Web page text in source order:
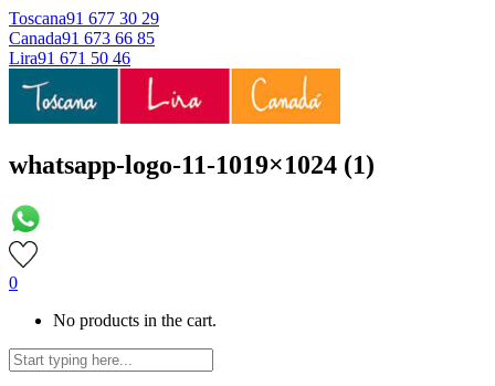
Toscana91 677 30 29
Canada91 673 66 85
Lira91 671 50 46
whatsapp-logo-11-1019×1024 (1)
0
No products in the cart.